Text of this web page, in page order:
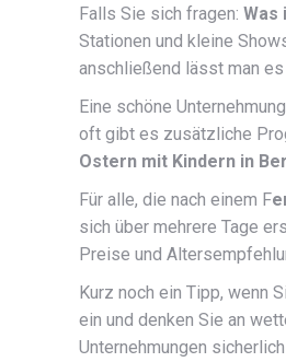
Falls Sie sich fragen: Was
Stationen und kleine
anschließend lässt man
Eine schöne
oft gibt es zusätzliche
Ostern mit Kindern in
Für alle, die nach einem F
sich über mehrere Tage
Preise und
Kurz noch ein Tipp, wenn
ein und denken Sie an
Unternehmungen